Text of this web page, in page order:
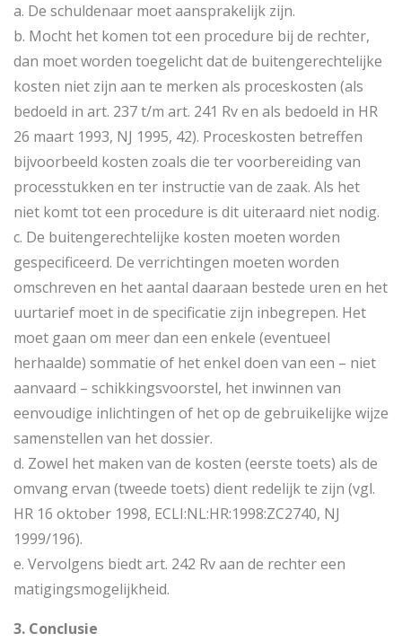
a. De schuldenaar moet aansprakelijk zijn.
b. Mocht het komen tot een procedure bij de rechter,
dan moet worden toegelicht dat de buitengerechtelijke
kosten niet zijn aan te merken als proceskosten (als
bedoeld in art. 237 t/m art. 241 Rv en als bedoeld in HR
26 maart 1993, NJ 1995, 42). Proceskosten betreffen
bijvoorbeeld kosten zoals die ter voorbereiding van
processtukken en ter instructie van de zaak. Als het
niet komt tot een procedure is dit uiteraard niet nodig.
c. De buitengerechtelijke kosten moeten worden
gespecificeerd. De verrichtingen moeten worden
omschreven en het aantal daaraan bestede uren en het
uurtarief moet in de specificatie zijn inbegrepen. Het
moet gaan om meer dan een enkele (eventueel
herhaalde) sommatie of het enkel doen van een – niet
aanvaard – schikkingsvoorstel, het inwinnen van
eenvoudige inlichtingen of het op de gebruikelijke wijze
samenstellen van het dossier.
d. Zowel het maken van de kosten (eerste toets) als de
omvang ervan (tweede toets) dient redelijk te zijn (vgl.
HR 16 oktober 1998, ECLI:NL:HR:1998:ZC2740, NJ
1999/196).
e. Vervolgens biedt art. 242 Rv aan de rechter een
matigingsmogelijkheid.
3. Conclusie